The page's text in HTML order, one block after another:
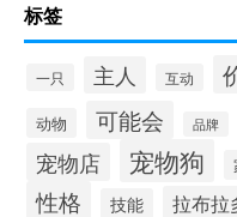
标签
一只 主人 互动
动物 可能会 品牌
宠物店 宠物狗
性格 技能 拉布拉